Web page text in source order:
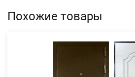
Похожие товары